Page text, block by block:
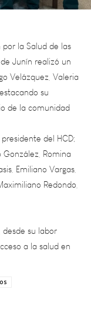
la Salud de las
Junín realizó un
Valeria
su
la comunidad
del HCD;
Romina
Emiliano Vargas,
Redondo,
labor
a la salud en